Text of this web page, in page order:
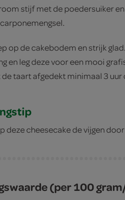
stijf met de poedersuiker
op de cakebodem en strijk
en leg deze voor een mooi
de taart afgedekt minimaal 3 uur
deze cheesecake de vijgen
(per 100